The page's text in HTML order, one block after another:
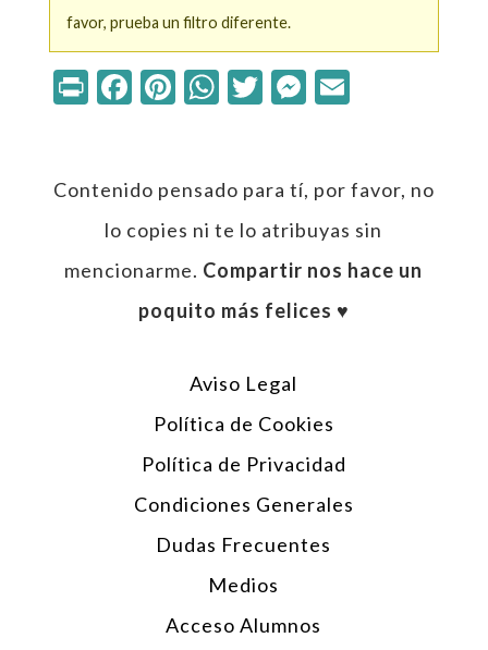
favor, prueba un filtro diferente.
PrintFacebook
Pinterest
WhatsApp
Twitter
Messenger
Email
Contenido pensado para tí, por favor, no
lo copies ni te lo atribuyas sin
mencionarme. Compartir nos hace un
poquito más felices ♥︎
Aviso Legal
Política de Cookies
Política de Privacidad
Condiciones Generales
Dudas Frecuentes
Medios
Acceso Alumnos